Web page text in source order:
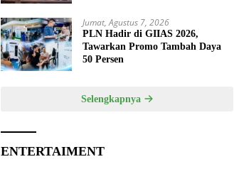
Jumat, Agustus 7, 2026
PLN Hadir di GIIAS 2026,
Tawarkan Promo Tambah Daya
50 Persen
Selengkapnya
ENTERTAIMENT